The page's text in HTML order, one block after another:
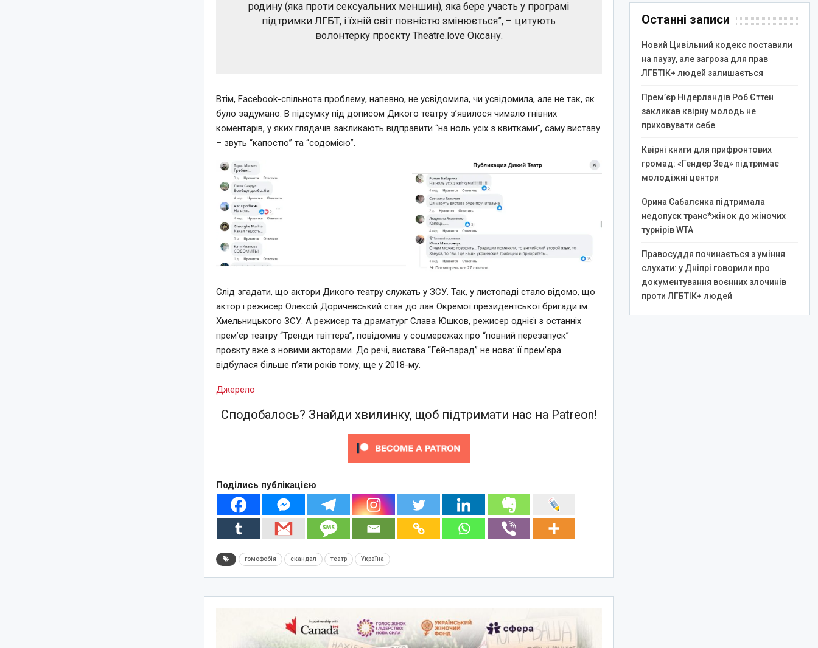
родину (яка проти сексуальних меншин), яка бере участь у програмі
підтримки ЛГБТ, і їхній світ повністю змінюється”, – цитують
волонтерку проєкту Theatre.love Оксану.
Втім, Facebook-спільнота проблему, напевно, не усвідомила, чи усвідомила, але не так, як
було задумано. В підсумку під дописом Дикого театру з’явилося чимало гнівних
коментарів, у яких глядачів закликають відправити “на ноль усіх з квитками”, саму виставу
– звуть “капостю” та “содомією”.
Слід згадати, що актори Дикого театру служать у ЗСУ. Так, у листопаді стало відомо, що
актор і режисер Олексій Доричевський став до лав Окремої президентської бригади ім.
Хмельницького ЗСУ. А режисер та драматург Слава Юшков, режисер однієї з останніх
прем’єр театру “Тренди твіттера”, повідомив у соцмережах про “повний перезапуск”
проєкту вже з новими акторами. До речі, вистава “Гей-парад” не нова: її прем’єра
відбулася більше п’яти років тому, ще у 2018-му.
Джерело
Сподобалось? Знайди хвилинку, щоб підтримати нас на Patreon!
Поділись публікацією
гомофобія скандал театр Україна
Останні записи
Новий Цивільний кодекс поставили
на паузу, але загроза для прав
ЛГБТІК+ людей залишається
Прем’єр Нідерландів Роб Єттен
закликав квірну молодь не
приховувати себе
Квірні книги для прифронтових
громад: «Гендер Зед» підтримає
молодіжні центри
Орина Сабалєнка підтримала
недопуск транс*жінок до жіночих
турнірів WTA
Правосуддя починається з уміння
слухати: у Дніпрі говорили про
документування воєнних злочинів
проти ЛГБТІК+ людей